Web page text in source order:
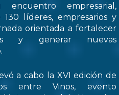
empresarial,
líderes, empresarios y
orientada a fortalecer
y generar nuevas
a cabo la XVI edición de
entre Vinos, evento